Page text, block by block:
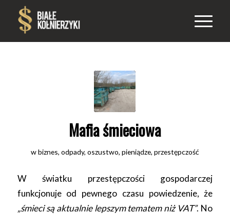
Mafia śmieciowa
wbiznes, odpady, oszustwo, pieniądze, przestępczość
W światku przestępczości gospodarczej
funkcjonuje od pewnego czasu powiedzenie, że
„śmieci są aktualnie lepszym tematem niż VAT”. No